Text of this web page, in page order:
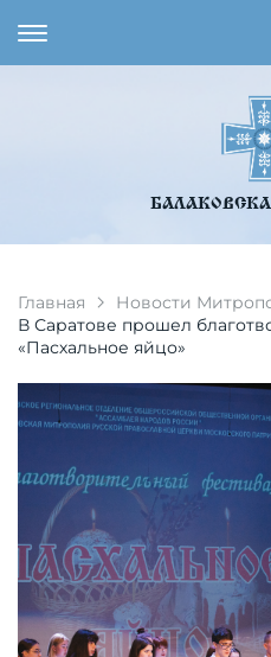
Главная
Новости
В Саратове прошел
«Пасхальное яйцо»